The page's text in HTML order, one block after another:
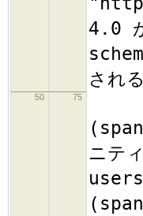
4.0
され
50 75
ニテ